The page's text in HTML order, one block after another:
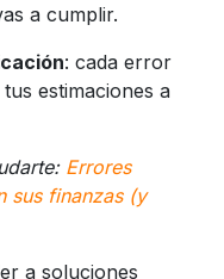
a cumplir.
: cada error
estimaciones a
Errores
sus finanzas (y
a soluciones